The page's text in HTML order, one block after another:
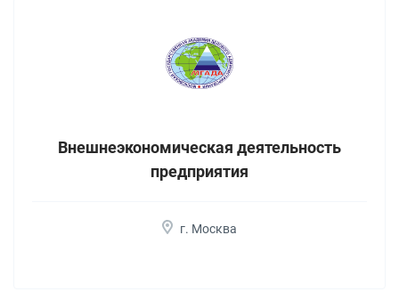
Внешнеэкономическая деятельность
предприятия
г. Москва